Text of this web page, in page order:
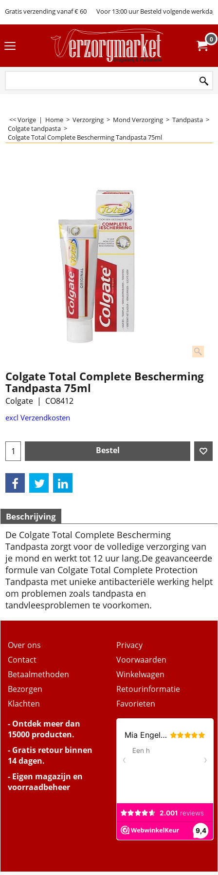
Gratis verzending vanaf € 60 Voor 13:00 uur Besteld volgende werkdag
0
<< Vorige | Home > Verzorging > Mond Verzorging > Tandpasta >
Colgate tandpasta >
Colgate Total Complete Bescherming Tandpasta 75ml
Colgate Total Complete Bescherming
Tandpasta 75ml
Colgate CO8412
€1.99
Bestel
Beschrijving
De Colgate Total Complete Bescherming
Tandpasta zorgt voor de volledige verzorging van
je mond en werkt tot 12 uur lang.De geavanceerde
formule van Colgate Total Complete Protection
Tandpasta met unieke antibacteriële werking helpt
om problemen zoals tandpasta en
tandvleesproblemen te voorkomen.
Over ons
Contact
Betaalmethoden
Bezorgen
Klachten
Privacy
Voorwaarden
Winkelwagen
Retourinformatie
Favorieten
- Ontdek meer dan
15000 producten.
- Gratis retour binnen
14 dagen.
- Eigen magazijn en